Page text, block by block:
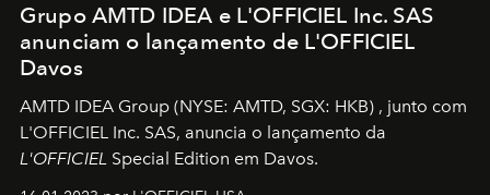
Grupo AMTD IDEA e L'OFFICIEL Inc. SAS
anunciam o lançamento de L'OFFICIEL
Davos
AMTD IDEA Group (NYSE: AMTD, SGX: HKB) , junto com
L'OFFICIEL Inc. SAS, anuncia o lançamento da
L'OFFICIEL Special Edition em Davos.